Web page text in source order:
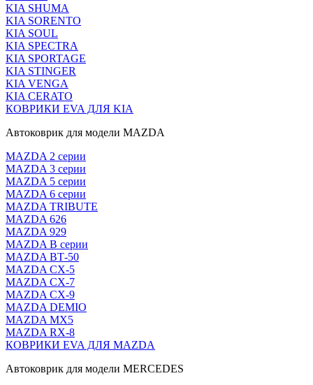
KIA SHUMA
KIA SORENTO
KIA SOUL
KIA SPECTRA
KIA SPORTAGE
KIA STINGER
KIA VENGA
KIA CERATO
КОВРИКИ EVA ДЛЯ KIA
Автоковрик для модели MAZDA
MAZDA 2 серии
MAZDA 3 серии
MAZDA 5 серии
MAZDA 6 серии
MAZDA TRIBUTE
MAZDA 626
MAZDA 929
MAZDA В серии
MAZDA ВТ-50
MAZDA CX-5
MAZDA CX-7
MAZDA CX-9
MAZDA DEMIO
MAZDA MX5
MAZDA RX-8
КОВРИКИ EVA ДЛЯ MAZDA
Автоковрик для модели MERCEDES